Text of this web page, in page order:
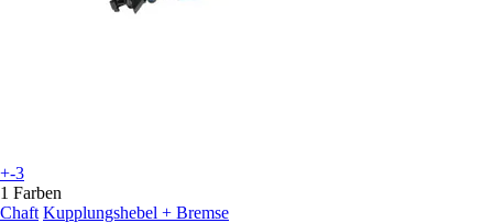
+-3
1 Farben
Chaft Kupplungshebel + Bremse